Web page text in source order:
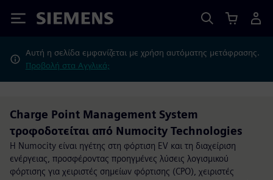
Siemens
Αυτή η σελίδα εμφανίζεται με χρήση αυτόματης μετάφρασης.
Προβολή στα Αγγλικά;
Charge Point Management System
τροφοδοτείται από Numocity Technologies
Η Numocity είναι ηγέτης στη φόρτιση EV και τη διαχείριση
ενέργειας, προσφέροντας προηγμένες λύσεις λογισμικού
φόρτισης για χειριστές σημείων φόρτισης (CPO), χειριστές